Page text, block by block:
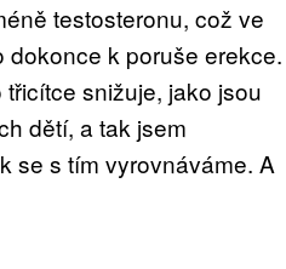
testosteronu, což ve
k poruše erekce.
snižuje, jako jsou
dětí, a tak jsem
se s tím vyrovnáváme. A